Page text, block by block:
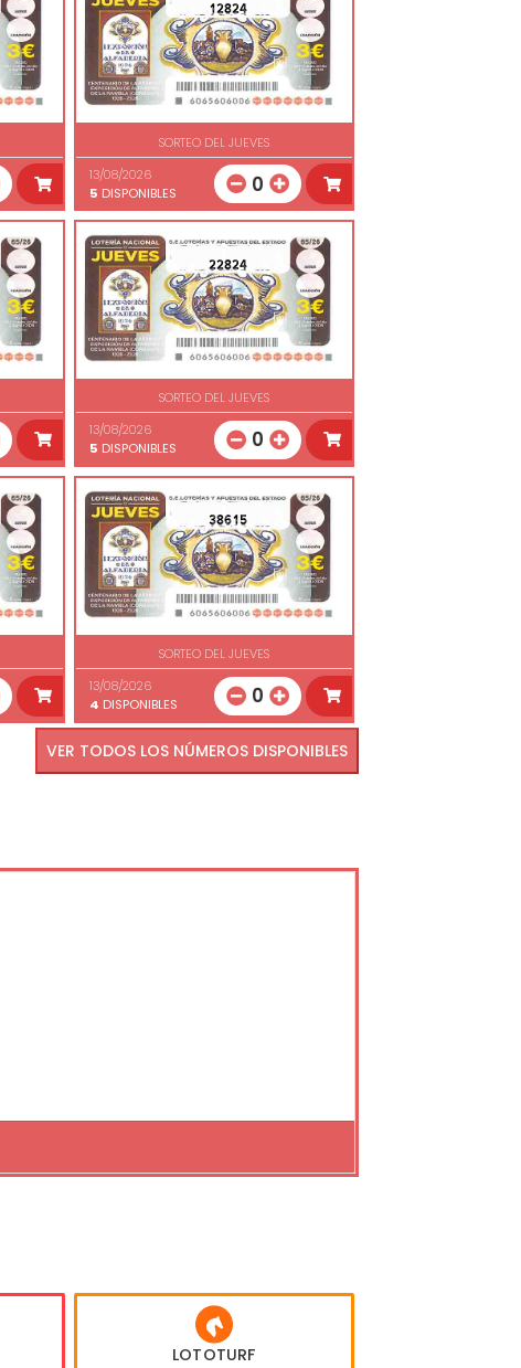
12824
SORTEO DEL JUEVES
13/08/2026
5 DISPONIBLES 0
22824
SORTEO DEL JUEVES
13/08/2026
5 DISPONIBLES 0
38615
SORTEO DEL JUEVES
13/08/2026
4 DISPONIBLES 0
VER TODOS LOS NÚMEROS DISPONIBLES
LOTOTURF